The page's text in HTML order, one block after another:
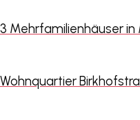
3 Mehrfamilienhäuser
Wohnquartier